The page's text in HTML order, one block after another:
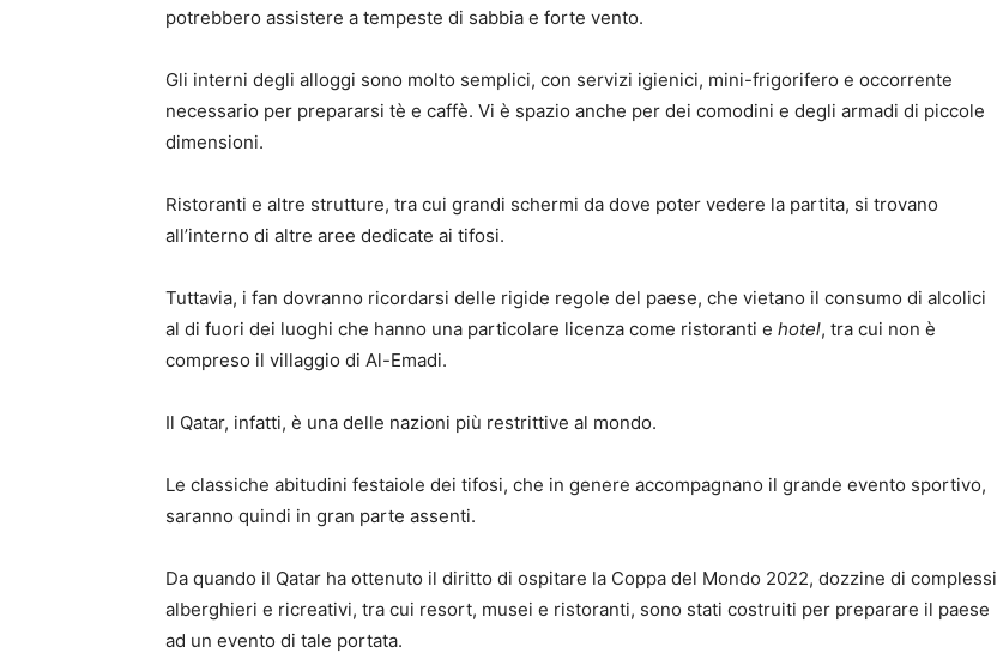
potrebbero assistere a tempeste di sabbia e forte vento.
Gli interni degli alloggi sono molto semplici, con servizi igienici, mini-frigorifero e occorrente
necessario per prepararsi tè e caffè. Vi è spazio anche per dei comodini e degli armadi di piccole
dimensioni.
Ristoranti e altre strutture, tra cui grandi schermi da dove poter vedere la partita, si trovano
all’interno di altre aree dedicate ai tifosi.
Tuttavia, i fan dovranno ricordarsi delle rigide regole del paese, che vietano il consumo di alcolici
al di fuori dei luoghi che hanno una particolare licenza come ristoranti e hotel, tra cui non è
compreso il villaggio di Al-Emadi.
Il Qatar, infatti, è una delle nazioni più restrittive al mondo.
Le classiche abitudini festaiole dei tifosi, che in genere accompagnano il grande evento sportivo,
saranno quindi in gran parte assenti.
Da quando il Qatar ha ottenuto il diritto di ospitare la Coppa del Mondo 2022, dozzine di complessi
alberghieri e ricreativi, tra cui resort, musei e ristoranti, sono stati costruiti per preparare il paese
ad un evento di tale portata.